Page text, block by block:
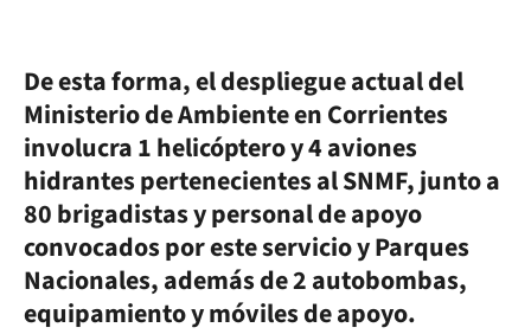
De esta forma, el despliegue actual del
Ministerio de Ambiente en Corrientes
involucra 1 helicóptero y 4 aviones
hidrantes pertenecientes al SNMF, junto a
80 brigadistas y personal de apoyo
convocados por este servicio y Parques
Nacionales, además de 2 autobombas,
equipamiento y móviles de apoyo.